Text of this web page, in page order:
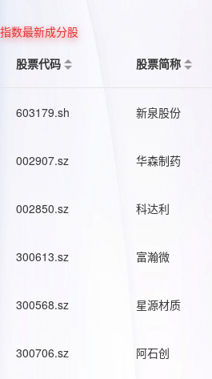
指数最新成分股
股票代码
股票简称
603179.sh 新泉股份
002907.sz 华森制药
002850.sz 科达利
300613.sz 富瀚微
300568.sz 星源材质
300706.sz 阿石创